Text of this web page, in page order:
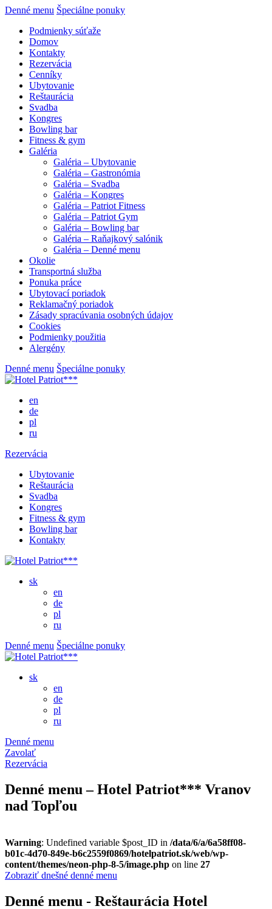
Denné menu Špeciálne ponuky
Podmienky súťaže
Domov
Kontakty
Rezervácia
Cenníky
Ubytovanie
Reštaurácia
Svadba
Kongres
Bowling bar
Fitness & gym
Galéria
Galéria – Ubytovanie
Galéria – Gastronómia
Galéria – Svadba
Galéria – Kongres
Galéria – Patriot Fitness
Galéria – Patriot Gym
Galéria – Bowling bar
Galéria – Raňajkový salónik
Galéria – Denné menu
Okolie
Transportná služba
Ponuka práce
Ubytovací poriadok
Reklamačný poriadok
Zásady spracúvania osobných údajov
Cookies
Podmienky použitia
Alergény
Denné menu Špeciálne ponuky
en
de
pl
ru
Rezervácia
Ubytovanie
Reštaurácia
Svadba
Kongres
Fitness & gym
Bowling bar
Kontakty
sk
en
de
pl
ru
Denné menu Špeciálne ponuky
sk
en
de
pl
ru
Denné menu
Zavolať
Rezervácia
Denné menu – Hotel Patriot*** Vranov
nad Topľou
Warning: Undefined variable $post_ID in /data/6/a/6a58ff08-
b01c-4d70-849e-b6c2559f0869/hotelpatriot.sk/web/wp-
content/themes/neon-php-8-5/image.php on line 27
Zobraziť dnešné denné menu
Denné menu - Reštaurácia Hotel